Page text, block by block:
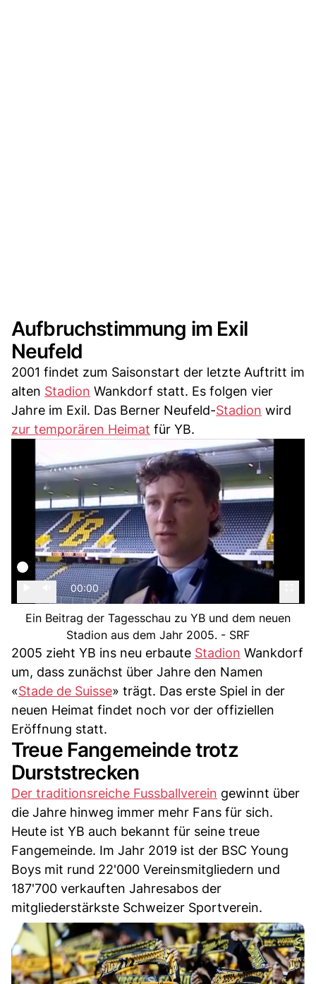
Aufbruchstimmung im Exil
Neufeld
2001 findet zum Saisonstart der letzte Auftritt im
alten Stadion Wankdorf statt. Es folgen vier
Jahre im Exil. Das Berner Neufeld-Stadion wird
zur temporären Heimat für YB.
00:00
Ein Beitrag der Tagesschau zu YB und dem neuen
Stadion aus dem Jahr 2005. - SRF
2005 zieht YB ins neu erbaute Stadion Wankdorf
um, dass zunächst über Jahre den Namen
«Stade de Suisse» trägt. Das erste Spiel in der
neuen Heimat findet noch vor der offiziellen
Eröffnung statt.
Treue Fangemeinde trotz
Durststrecken
Der traditionsreiche Fussballverein gewinnt über
die Jahre hinweg immer mehr Fans für sich.
Heute ist YB auch bekannt für seine treue
Fangemeinde. Im Jahr 2019 ist der BSC Young
Boys mit rund 22'000 Vereinsmitgliedern und
187'700 verkauften Jahresabos der
mitgliederstärkste Schweizer Sportverein.